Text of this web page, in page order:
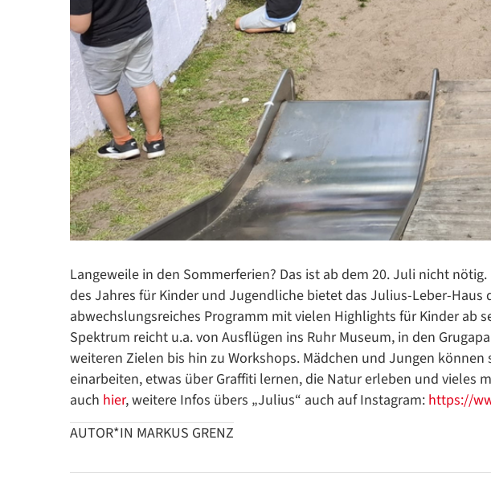
Langeweile in den Sommerferien? Das ist ab dem 20. Juli nicht
des Jahres für Kinder und Jugendliche bietet das Julius-Leber-Haus
abwechslungsreiches Programm mit vielen Highlights für Kinder ab
Spektrum reicht u.a. von Ausflügen ins Ruhr Museum, in den
weiteren Zielen bis hin zu Workshops. Mädchen und Jungen
einarbeiten, etwas über Graffiti lernen, die Natur erleben und vieles
auch hier, weitere Infos übers „Julius“ auch auf Instagram: https://
AUTOR*IN MARKUS GRENZ
Google